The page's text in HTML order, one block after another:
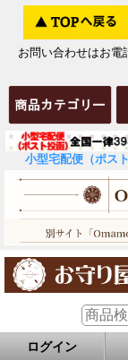
お問い合わせはお電
小型宅配便（ポス
ログイン